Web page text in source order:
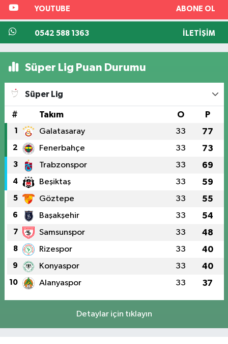
YOUTUBE ABONE OL
0542 588 1363 İLETIŞIM
Süper Lig Puan Durumu
Süper Lig
# Takım O P
1 Galatasaray 33 77
2 Fenerbahçe 33 73
3 Trabzonspor 33 69
4 Beşiktaş 33 59
5 Göztepe 33 55
6 Başakşehir 33 54
7 Samsunspor 33 48
8 Rizespor 33 40
9 Konyaspor 33 40
10 Alanyaspor 33 37
Detaylar için tıklayın